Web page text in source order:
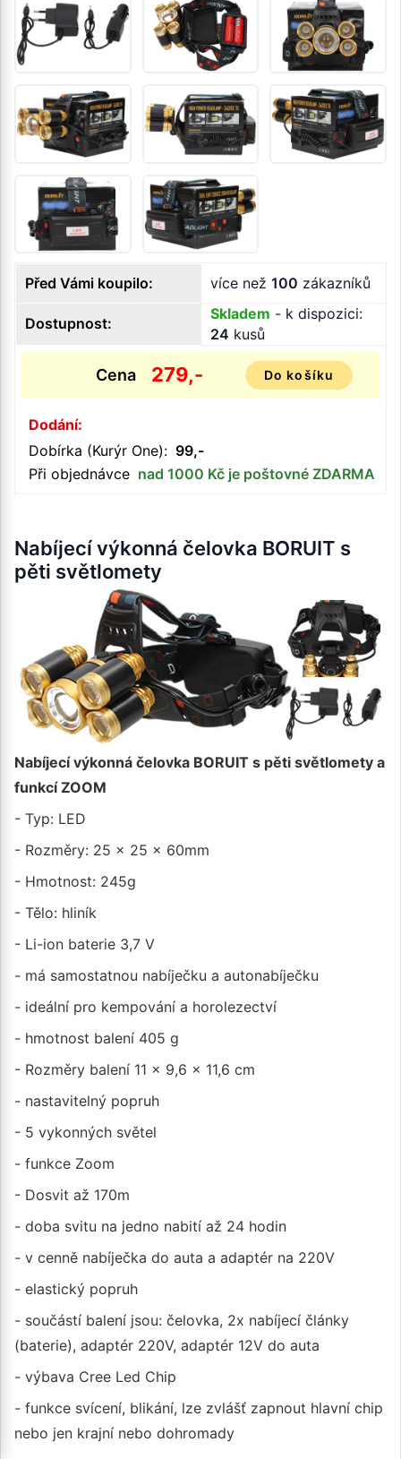
Před Vámi koupilo: více než 100 zákazníků
Dostupnost:
Skladem - k dispozici:
24 kusů
Cena 279,- Do košíku
Dodání:
Dobírka (Kurýr One): 99,-
Při objednávce nad 1000 Kč je poštovné ZDARMA
Nabíjecí výkonná čelovka BORUIT s
pěti světlomety
Nabíjecí výkonná čelovka BORUIT s pěti světlomety a
funkcí ZOOM
- Typ: LED
- Rozměry: 25 × 25 × 60mm
- Hmotnost: 245g
- Tělo: hliník
- Li-ion baterie 3,7 V
- má samostatnou nabíječku a autonabíječku
- ideální pro kempování a horolezectví
- hmotnost balení 405 g
- Rozměry balení 11 x 9,6 x 11,6 cm
- nastavitelný popruh
- 5 vykonných světel
- funkce Zoom
- Dosvit až 170m
- doba svitu na jedno nabití až 24 hodin
- v cenně nabíječka do auta a adaptér na 220V
- elastický popruh
- součástí balení jsou: čelovka, 2x nabíjecí články
(baterie), adaptér 220V, adaptér 12V do auta
- výbava Cree Led Chip
- funkce svícení, blikání, lze zvlášť zapnout hlavní chip
nebo jen krajní nebo dohromady